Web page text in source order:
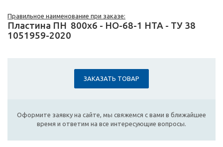
Правильное наименование при заказе:
Пластина ПН 800х6 - НО-68-1 НТА - ТУ 38
1051959-2020
ЗАКАЗАТЬ ТОВАР
Оформите заявку на сайте, мы свяжемся с вами в ближайшее
время и ответим на все интересующие вопросы.